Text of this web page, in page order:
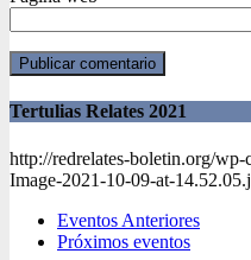
Tertulias Relates 2021
http://redrelates-boletin.org/
Image-2021-10-09-at-
Eventos Anteriores
Próximos eventos